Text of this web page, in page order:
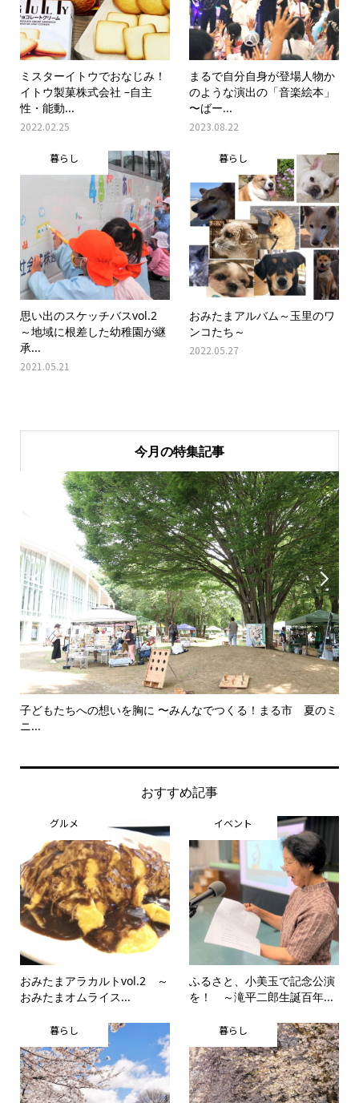
ミスターイトウでおなじみ！
イトウ製菓株式会社 –自主
性・能動...
2022.02.25
まるで自分自身が登場人物か
のような演出の「音楽絵本」
〜ばー...
2023.08.22
暮らし
思い出のスケッチバスvol.2
～地域に根差した幼稚園が継
承...
2021.05.21
暮らし
おみたまアルバム～玉里のワ
ンコたち～
2022.05.27
今月の特集記事

子どもたちへの想いを胸に 〜みんなでつくる！まる市 夏のミ
ニ...

おすすめ記事
グルメ
おみたまアラカルトvol.2 ～
おみたまオムライス...
イベント
ふるさと、小美玉で記念公演
を！ ～滝平二郎生誕百年...
暮らし 暮らし